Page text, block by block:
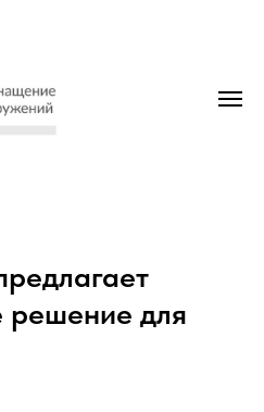
решение для